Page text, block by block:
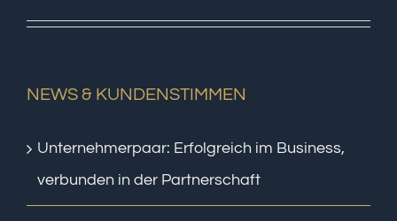
NEWS & KUNDENSTIMMEN
Unternehmerpaar: Erfolgreich im Business,
verbunden in der Partnerschaft